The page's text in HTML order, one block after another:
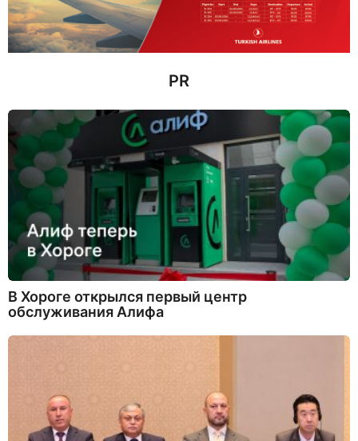
а
д
PR
В Хороге открылся первый центр
обслуживания Алифа